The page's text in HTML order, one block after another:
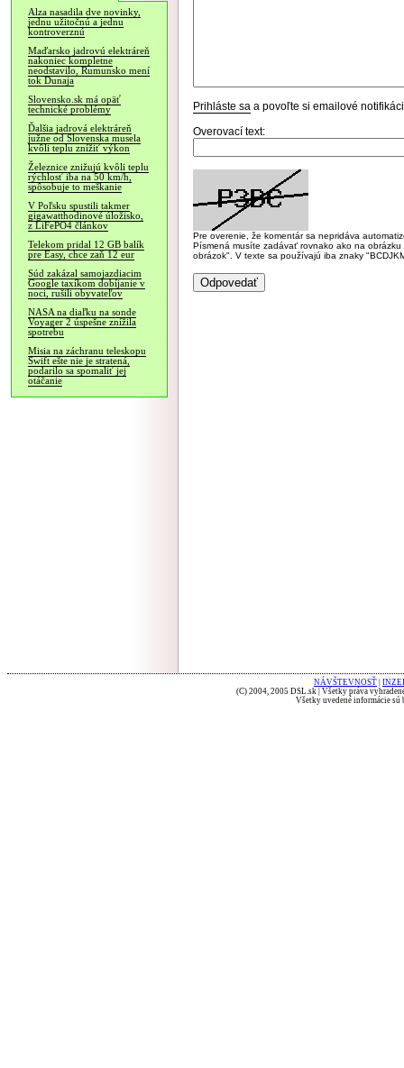
Alza nasadila dve novinky,
jednu užitočnú a jednu
kontroverznú
Maďarsko jadrovú elektráreň
nakoniec kompletne
neodstavilo, Rumunsko mení
tok Dunaja
Slovensko.sk má opäť
technické problémy
Ďalšia jadrová elektráreň
južne od Slovenska musela
kvôli teplu znížiť výkon
Železnice znižujú kvôli teplu
rýchlosť iba na 50 km/h,
spôsobuje to meškanie
V Poľsku spustili takmer
gigawatthodinové úložisko,
z LiFePO4 článkov
Telekom pridal 12 GB balík
pre Easy, chce zaň 12 eur
Súd zakázal samojazdiacim
Google taxíkom dobíjanie v
noci, rušili obyvateľov
NASA na diaľku na sonde
Voyager 2 úspešne znížila
spotrebu
Misia na záchranu teleskopu
Swift ešte nie je stratená,
podarilo sa spomaliť jej
otáčanie
Prihláste sa a povoľte si emailové
Overovací text:
Pre overenie, že komentár sa nepridáva
Písmená musíte zadávať rovnako ako na
obrázok". V texte sa používajú iba znaky
NÁVŠTEVNOSŤ
(C) 2004, 2005 DSL.sk | Všetky práva
Všetky uvedené informácie sú